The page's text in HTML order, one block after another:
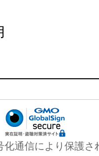
化通信により保護さ